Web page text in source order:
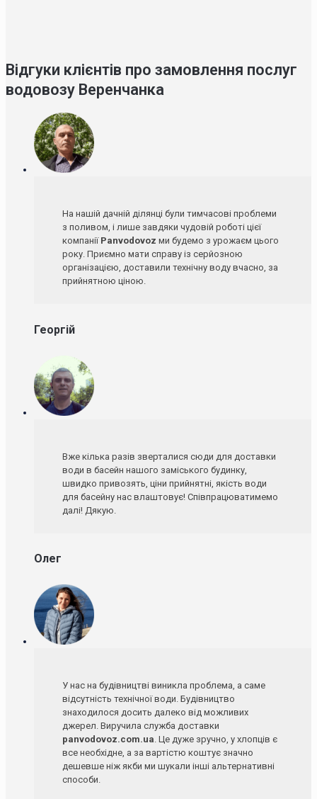
Відгуки клієнтів про замовлення послуг
водовозу Веренчанка
На нашій дачній ділянці були тимчасові проблеми
з поливом, і лише завдяки чудовій роботі цієї
компанії Panvodovoz ми будемо з урожаєм цього
року. Приємно мати справу із серйозною
організацією, доставили технічну воду вчасно, за
прийнятною ціною.
Георгій
Вже кілька разів зверталися сюди для доставки
води в басейн нашого заміського будинку,
швидко привозять, ціни прийнятні, якість води
для басейну нас влаштовує! Співпрацюватимемо
далі! Дякую.
Олег
У нас на будівництві виникла проблема, а саме
відсутність технічної води. Будівництво
знаходилося досить далеко від можливих
джерел. Виручила служба доставки
panvodovoz.com.ua. Це дуже зручно, у хлопців є
все необхідне, а за вартістю коштує значно
дешевше ніж якби ми шукали інші альтернативні
способи.